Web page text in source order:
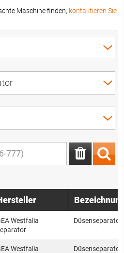
Maschine finden, kontaktieren Sie
Westfalia
Westfalia